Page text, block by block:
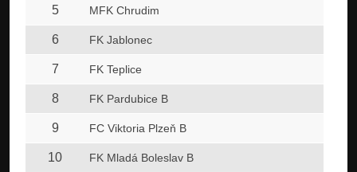
5 MFK Chrudim
6 FK Jablonec
7 FK Teplice
8 FK Pardubice B
9 FC Viktoria Plzeň B
10 FK Mladá Boleslav B